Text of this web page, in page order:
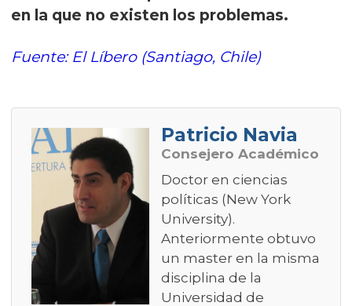
en la que no existen los problemas.
Fuente: El Líbero (Santiago, Chile)
Patricio Navia
Consejero Académico
Doctor en ciencias
políticas (New York
University).
Anteriormente obtuvo
un master en la misma
disciplina de la
Universidad de